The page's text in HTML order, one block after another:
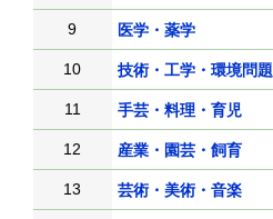
9 医学・薬学
10 技術・工学・環境問題
11 手芸・料理・育児
12 産業・園芸・飼育
13 芸術・美術・音楽